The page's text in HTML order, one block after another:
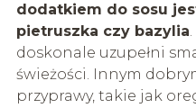
dodatkiem do sosu
pietruszka czy bazylia
doskonale uzupełni
świeżości. Innym
przyprawy, takie jak